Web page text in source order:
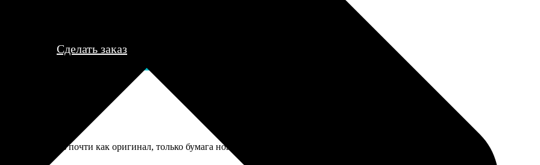
Сделать заказ
Получилось почти как оригинал, только бумага новее. Для семейного архива — то что нужно.